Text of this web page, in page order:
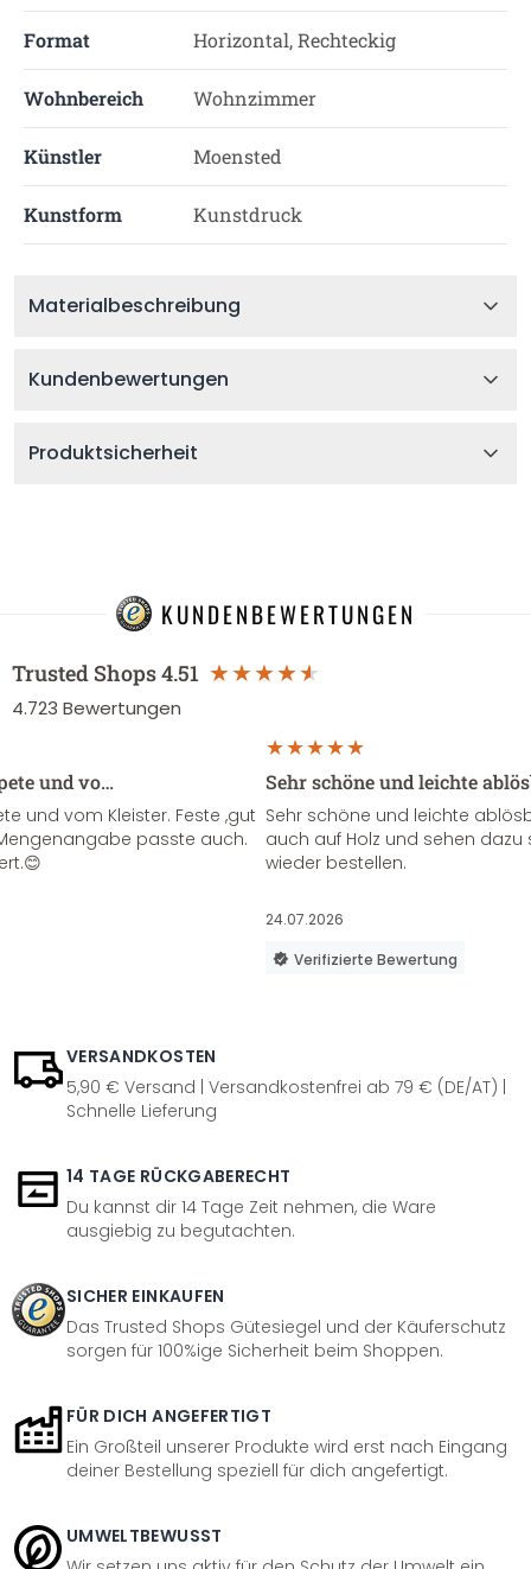
Format Horizontal, Rechteckig
Wohnbereich Wohnzimmer
Künstler Moensted
Kunstform Kunstdruck
Materialbeschreibung
Kundenbewertungen
Produktsicherheit
KUNDENBEWERTUNGEN
Trusted Shops4.51
4.723 Bewertungen
und vo…
und vom Kleister. Feste ,gut
passte auch.
Sehr schöne und leichte
Sehr schöne und leichte
auch auf Holz und sehen
wieder bestellen.
24.07.2026
Verifizierte Bewertung
VERSANDKOSTEN
5,90 € Versand | Versandkostenfrei ab 79 € (DE/AT) |
Schnelle Lieferung
14 TAGE RÜCKGABERECHT
Du kannst dir 14 Tage Zeit nehmen, die Ware
ausgiebig zu begutachten.
SICHER EINKAUFEN
Das Trusted Shops Gütesiegel und der Käuferschutz
sorgen für 100%ige Sicherheit beim Shoppen.
FÜR DICH ANGEFERTIGT
Ein Großteil unserer Produkte wird erst nach Eingang
deiner Bestellung speziell für dich angefertigt.
UMWELTBEWUSST